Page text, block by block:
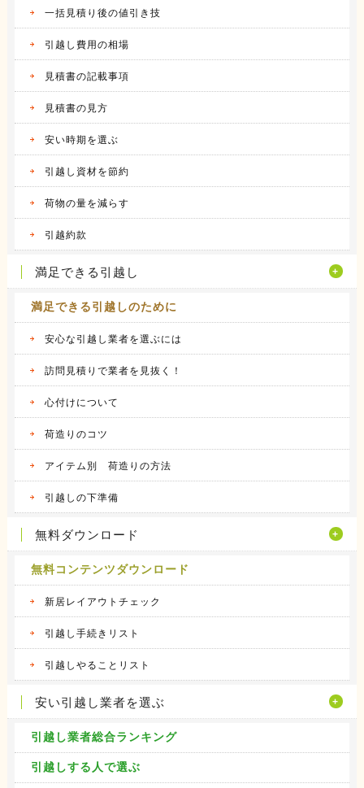
2016.04.14
アート引越センターの体験談
私は、仕事の関係で人事異動があり、同じ県内
アーク引越しセンターの体験談
2016.04.14
一括見積り後の値引き技
引越し費用の相場
見積書の記載事項
見積書の見方
安い時期を選ぶ
引越し資材を節約
荷物の量を減らす
引越約款
満足できる引越し
満足できる引越しのために
安心な引越し業者を選ぶには
訪問見積りで業者を見抜く！
心付けについて
荷造りのコツ
アイテム別 荷造りの方法
引越しの下準備
無料ダウンロード
無料コンテンツダウンロード
新居レイアウトチェック
引越し手続きリスト
引越しやることリスト
安い引越し業者を選ぶ
引越し業者総合ランキング
引越しする人で選ぶ